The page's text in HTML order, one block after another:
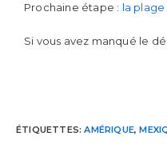
Prochaine étape : la plage
Si vous avez manqué le
ÉTIQUETTES:AMÉRIQUE,